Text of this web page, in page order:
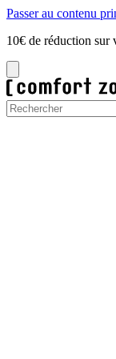
Passer au contenu
10€ de réduction sur